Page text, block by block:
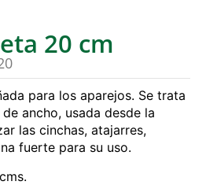
20 cm
para los aparejos. Se trata
ancho, usada desde la
las cinchas, atajarres,
fuerte para su uso.